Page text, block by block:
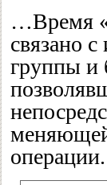
…Время
связано
группы и
операции.